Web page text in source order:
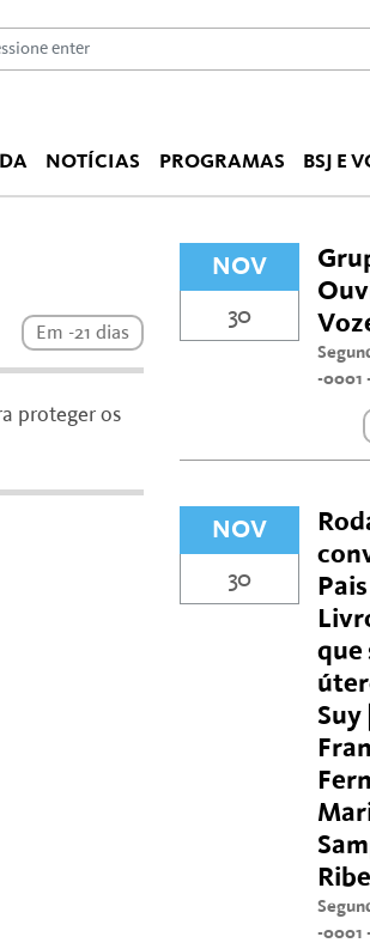
NOTÍCIAS PROGRAMAS BSJ E
Em -21 dias
proteger os
NOV
30
-0001
NOV
30
que
Suy
-0001